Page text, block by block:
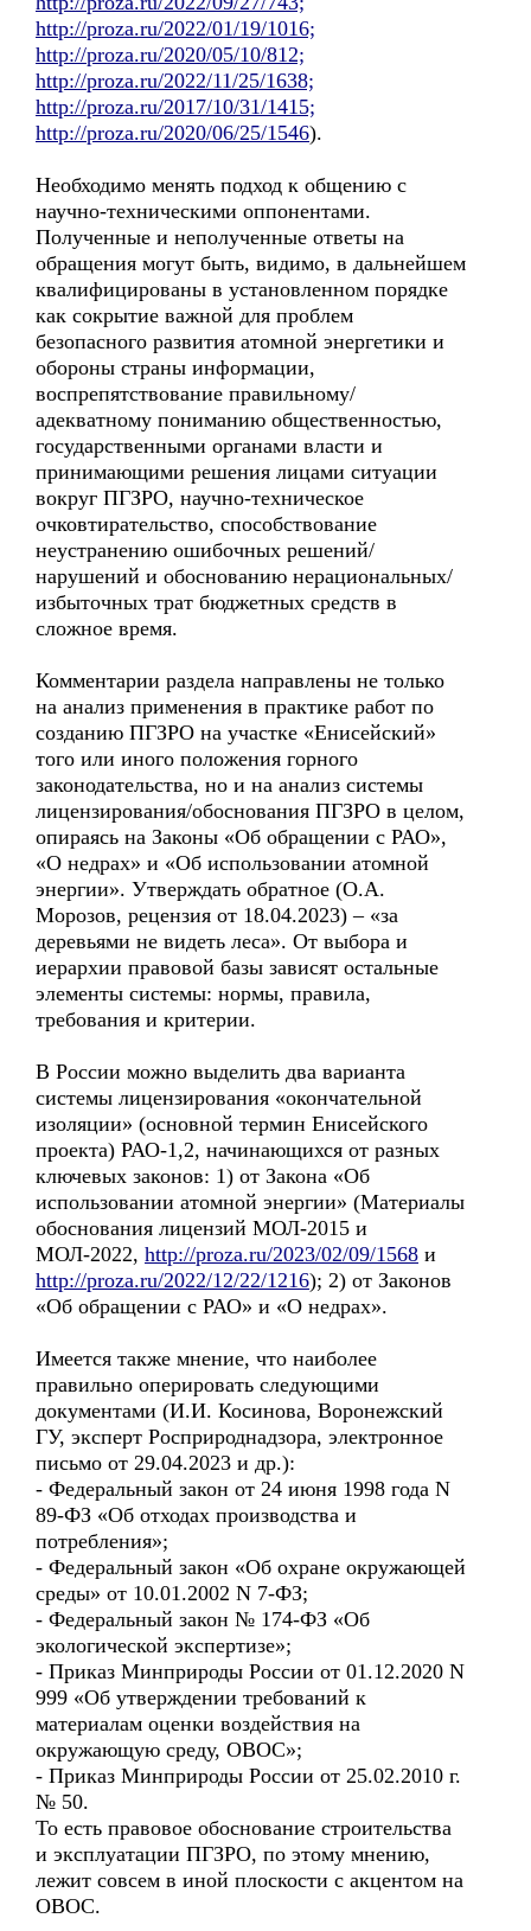
http://proza.ru/2022/01/19/1016;
http://proza.ru/2020/05/10/812;
http://proza.ru/2022/11/25/1638;
http://proza.ru/2017/10/31/1415;
http://proza.ru/2020/06/25/1546).
Необходимо менять подход к общению с
научно-техническими оппонентами.
Полученные и неполученные ответы на
обращения могут быть, видимо, в дальнейшем
квалифицированы в установленном порядке
как сокрытие важной для проблем
безопасного развития атомной энергетики и
обороны страны информации,
воспрепятствование правильному/
адекватному пониманию общественностью,
государственными органами власти и
принимающими решения лицами ситуации
вокруг ПГЗРО, научно-техническое
очковтирательство, способствование
неустранению ошибочных решений/
нарушений и обоснованию нерациональных/
избыточных трат бюджетных средств в
сложное время.
Комментарии раздела направлены не только
на анализ применения в практике работ по
созданию ПГЗРО на участке «Енисейский»
того или иного положения горного
законодательства, но и на анализ системы
лицензирования/обоснования ПГЗРО в целом,
опираясь на Законы «Об обращении с РАО»,
«О недрах» и «Об использовании атомной
энергии». Утверждать обратное (О.А.
Морозов, рецензия от 18.04.2023) – «за
деревьями не видеть леса». От выбора и
иерархии правовой базы зависят остальные
элементы системы: нормы, правила,
требования и критерии.
В России можно выделить два варианта
системы лицензирования «окончательной
изоляции» (основной термин Енисейского
проекта) РАО-1,2, начинающихся от разных
ключевых законов: 1) от Закона «Об
использовании атомной энергии» (Материалы
обоснования лицензий МОЛ-2015 и
МОЛ-2022, http://proza.ru/2023/02/09/1568 и
http://proza.ru/2022/12/22/1216); 2) от Законов
«Об обращении с РАО» и «О недрах».
Имеется также мнение, что наиболее
правильно оперировать следующими
документами (И.И. Косинова, Воронежский
ГУ, эксперт Росприроднадзора, электронное
письмо от 29.04.2023 и др.):
- Федеральный закон от 24 июня 1998 года N
89-ФЗ «Об отходах производства и
потребления»;
- Федеральный закон «Об охране окружающей
среды» от 10.01.2002 N 7-ФЗ;
- Федеральный закон № 174-ФЗ «Об
экологической экспертизе»;
- Приказ Минприроды России от 01.12.2020 N
999 «Об утверждении требований к
материалам оценки воздействия на
окружающую среду, ОВОС»;
- Приказ Минприроды России от 25.02.2010 г.
№ 50.
То есть правовое обоснование строительства
и эксплуатации ПГЗРО, по этому мнению,
лежит совсем в иной плоскости с акцентом на
ОВОС.